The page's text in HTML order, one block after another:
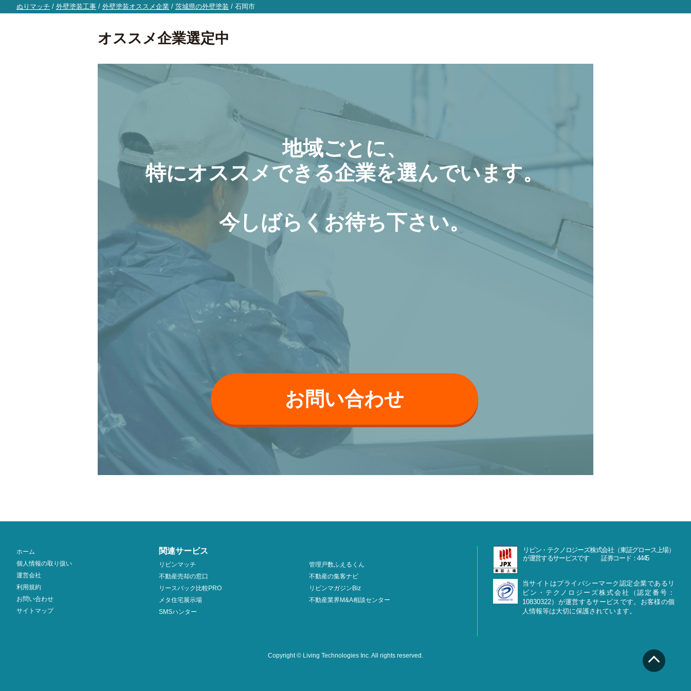
ぬりマッチ / 外壁塗装工事 / 外壁塗装オススメ企業 / 茨城県の外壁塗装 / 石岡市
オススメ企業選定中
地域ごとに、
特にオススメできる企業を選んでいます。
今しばらくお待ち下さい。
お問い合わせ
ホーム
個人情報の取り扱い
運営会社
利用規約
お問い合わせ
サイトマップ
関連サービス
リビンマッチ
不動産売却の窓口
リースバック比較PRO
メタ住宅展示場
SMSハンター
管理戸数ふえるくん
不動産の集客ナビ
リビンマガジンBiz
不動産業界M&A相談センター
リビン・テクノロジーズ株式会社（東証グロース上場）
が運営するサービスです 証券コード：4445
当サイトはプライバシーマーク認定企業であるリ
ビン・テクノロジーズ株式会社（認定番号：
10830322）が運営するサービスです。お客様の個
人情報等は大切に保護されています。
Copyright © Living Technologies Inc.All rights reserved.